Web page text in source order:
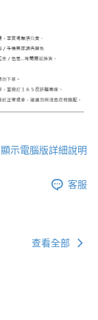
顯示電腦版詳細說明
客服
查看全部